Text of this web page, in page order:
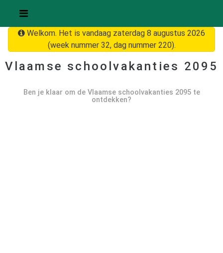
Welkom. Het is vandaag zaterdag 8 augustus 2026
(week nummer 32, dag nummer 220).
Vlaamse schoolvakanties 2095
Ben je klaar om de Vlaamse schoolvakanties 2095te
ontdekken?